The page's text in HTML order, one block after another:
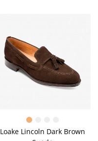
Loake Lincoln Dark Brown